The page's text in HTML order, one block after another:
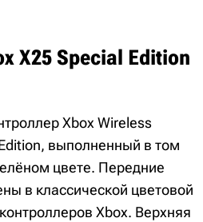
X25 Special Edition
Xbox Wireless
выполненный в том
цвете. Передние
в классической цветовой
Xbox. Верхняя